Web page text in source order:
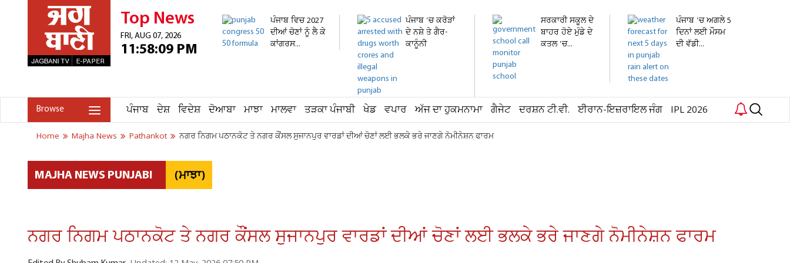
Top News
FRI, AUG 07, 2026
11:58:09 PM
ਪੰਜਾਬ ਵਿਚ 2027
ਦੀਆਂ ਚੋਣਾਂ ਨੂੰ ਲੈ ਕੇ
ਕਾਂਗਰਸ...
ਪੰਜਾਬ 'ਚ ਕਰੋੜਾਂ
ਦੇ ਨਸ਼ੇ ਤੇ ਗੈਰ-
ਕਾਨੂੰਨੀ
ਸਰਕਾਰੀ ਸਕੂਲ ਦੇ
ਬਾਹਰ ਹੋਏ ਮੁੰਡੇ ਦੇ
ਕਤਲ 'ਚ...
ਪੰਜਾਬ 'ਚ ਅਗਲੇ 5
ਦਿਨਾਂ ਲਈ ਮੌਸਮ
ਦੀ ਵੱਡੀ...
Browse ਪੰਜਾਬ ਦੇਸ਼ ਵਿਦੇਸ਼ ਦੋਆਬਾ ਮਾਝਾ ਮਾਲਵਾ ਤੜਕਾ ਪੰਜਾਬੀ ਖੇਡ ਵਪਾਰ ਅੱਜ ਦਾ ਹੁਕਮਨਾਮਾ ਗੈਜੇਟ ਦਰਸ਼ਨ ਟੀ.ਵੀ. ਈਰਾਨ-ਇਜ਼ਰਾਇਲ ਜੰਗ IPL 2026
Home Majha News Pathankot ਨਗਰ ਨਿਗਮ ਪਠਾਨਕੋਟ ਤੇ ਨਗਰ ਕੌਂਸਲ ਸੁਜਾਨਪੁਰ ਵਾਰਡਾਂ ਦੀਆਂ ਚੋਣਾਂ ਲਈ ਭਲਕੇ ਭਰੇ ਜਾਣਗੇ ਨੋਮੀਨੇਸ਼ਨ ਫਾਰਮ
MAJHA NEWS PUNJABI (ਮਾਝਾ)
ਨਗਰ ਨਿਗਮ ਪਠਾਨਕੋਟ ਤੇ ਨਗਰ ਕੌਂਸਲ ਸੁਜਾਨਪੁਰ ਵਾਰਡਾਂ ਦੀਆਂ ਚੋਣਾਂ ਲਈ ਭਲਕੇ ਭਰੇ ਜਾਣਗੇ ਨੋਮੀਨੇਸ਼ਨ ਫਾਰਮ